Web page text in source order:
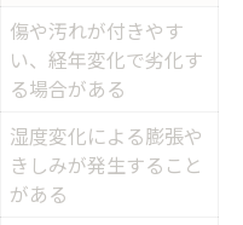
傷や汚れが付きやす
い、経年変化で劣化す
る場合がある
湿度変化による膨張や
きしみが発生すること
がある